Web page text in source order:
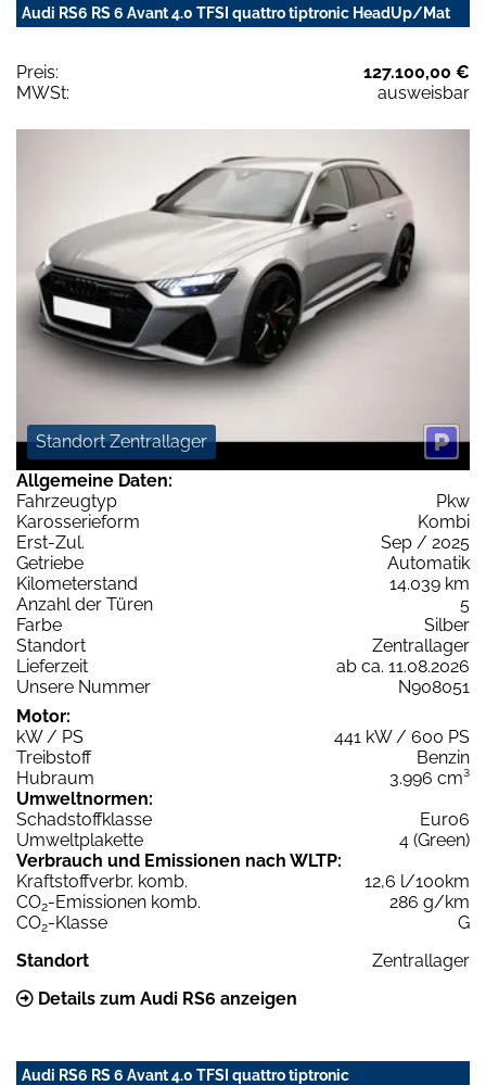
Audi RS6 RS 6 Avant 4.0 TFSI quattro tiptronic HeadUp/Mat
Preis:
127.100,00 €
MWSt:
ausweisbar
Standort Zentrallager
Allgemeine Daten:
Fahrzeugtyp
Pkw
Karosserieform
Kombi
Erst-Zul.
Sep / 2025
Getriebe
Automatik
Kilometerstand
14.039 km
Anzahl der Türen
5
Farbe
Silber
Standort
Zentrallager
Lieferzeit
ab ca. 11.08.2026
Unsere Nummer
N908051
Motor:
kW / PS
441 kW / 600 PS
Treibstoff
Benzin
Hubraum
3.996 cm³
Umweltnormen:
Schadstoffklasse
Euro6
Umweltplakette
4 (Green)
Verbrauch und Emissionen nach WLTP:
Kraftstoffverbr. komb.
12,6 l/100km
CO2-Emissionen komb.
286 g/km
CO2-Klasse
G
Standort
Zentrallager
Details zum Audi RS6 anzeigen
Audi RS6 RS 6 Avant 4.0 TFSI quattro tiptronic